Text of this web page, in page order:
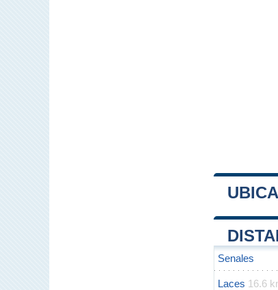
+
−
Senales
Laces 16.6